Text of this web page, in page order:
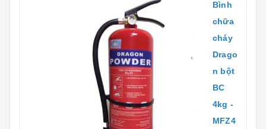
Bình
chữa
cháy
Drago
n bột
BC
4kg -
MFZ4